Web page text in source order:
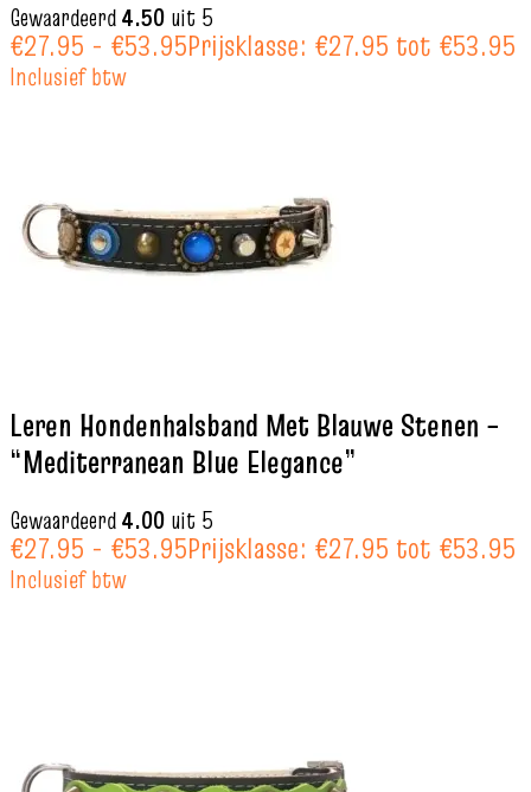
Gewaardeerd4.50 uit 5
€27.95 - €53.95Prijsklasse: €27.95 tot €53.95
Inclusief btw
Leren Hondenhalsband Met Blauwe Stenen –
“Mediterranean Blue Elegance”
Gewaardeerd4.00 uit 5
€27.95 - €53.95Prijsklasse: €27.95 tot €53.95
Inclusief btw